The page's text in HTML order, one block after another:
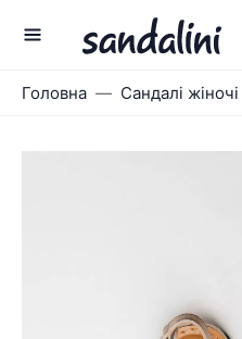
Головна Сандалі жіночі